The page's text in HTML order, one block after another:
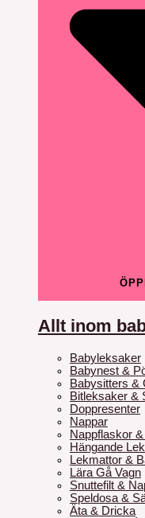
Allt inom
Babyleksaker
Babynest &
Babysitters &
Bitleksaker &
Doppresenter
Nappar
Nappflaskor
Hängande
Lekmattor &
Lära Gå Vagn
Snuttefilt &
Speldosa &
Äta & Dricka